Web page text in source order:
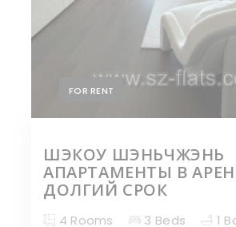
FOR RENT
ШЭКОУ ШЭНЬЧЖЭНЬ
АПАРТАМЕНТЫ В
ДОЛГИЙ СРОК
4 Rooms 3 Beds 1